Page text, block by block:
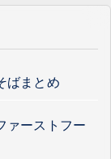
ばまとめ
ァーストフー